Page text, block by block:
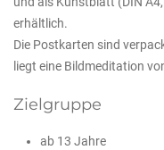
erhältlich.
Die Postkarten sind
liegt eine Bildmeditation
Zielgruppe
ab 13 Jahre